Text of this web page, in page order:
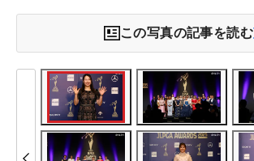
この写真の記事を読む